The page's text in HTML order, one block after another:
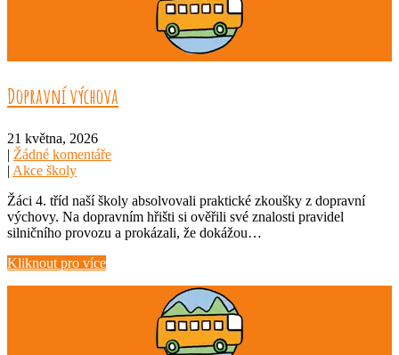
Dopravní výchova
21 května, 2026
| Žádné komentáře
| Akce školy
Žáci 4. tříd naší školy absolvovali praktické zkoušky z dopravní
výchovy. Na dopravním hřišti si ověřili své znalosti pravidel
silničního provozu a prokázali, že dokážou…
Kliknout pro více